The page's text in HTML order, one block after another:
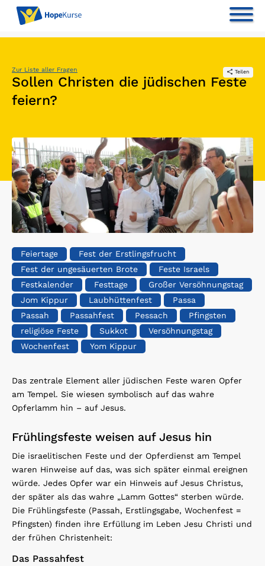
Zur Liste aller Fragen Teilen
Sollen Christen die jüdischen Feste
feiern?
Feiertage
Fest der Erstlingsfrucht
Fest der ungesäuerten Brote
Feste Israels
Festkalender
Festtage
Großer Versöhnungstag
Jom Kippur
Laubhüttenfest
Passa
Passah
Passahfest Pessach
Pfingsten
religiöse Feste
Sukkot
Versöhnungstag
Wochenfest
Yom Kippur
Das zentrale Element aller jüdischen Feste waren Opfer
am Tempel. Sie wiesen symbolisch auf das wahre
Opferlamm hin – auf Jesus.
Frühlingsfeste weisen auf Jesus hin
Die israelitischen Feste und der Opferdienst am Tempel
waren Hinweise auf das, was sich später einmal ereignen
würde. Jedes Opfer war ein Hinweis auf Jesus Christus,
der später als das wahre „Lamm Gottes“ sterben würde.
Die Frühlingsfeste (Passah, Erstlingsgabe, Wochenfest =
Pfingsten) finden ihre Erfüllung im Leben Jesu Christi und
der frühen Christenheit:
Das Passahfest